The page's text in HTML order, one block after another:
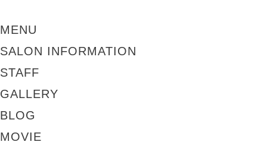
MENU
SALON INFORMATION
STAFF
GALLERY
BLOG
MOVIE